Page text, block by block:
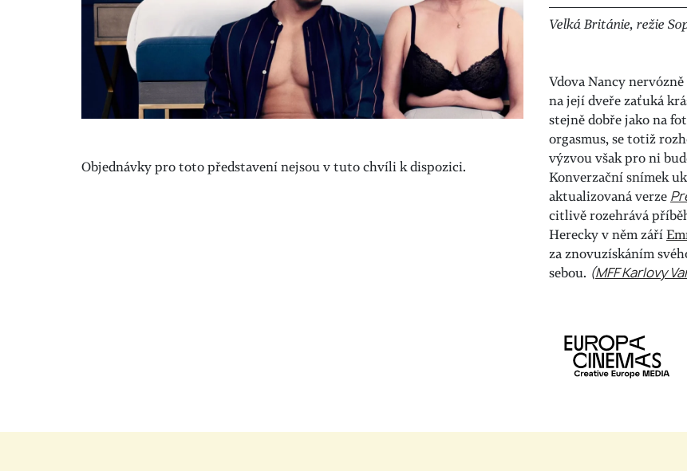
Velká Británie, režie
Vdova Nancy
na její dveře zaťuká
stejně dobře jako na
orgasmus, se totiž
výzvou však pro ni
Konverzační snímek
aktualizovaná verze
citlivě rozehrává
Herecky v něm září
za znovuzískáním
sebou. (MFF Karlovy
Objednávky pro toto představení nejsou v tuto chvíli k dispozici.